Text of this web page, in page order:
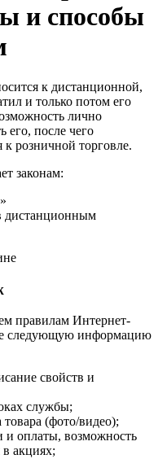
и способы
к дистанционной,
и только потом его
лично
его, после чего
к розничной торговле.
законам:
дистанционным
правилам Интернет-
следующую информацию
свойств и
службы;
(фото/видео);
и оплаты, возможность
акциях;